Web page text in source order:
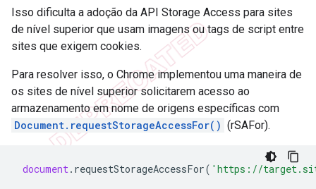
Isso dificulta a adoção da API Storage Access para sites
de nível superior que usam imagens ou tags de script entre
sites que exigem cookies.
Para resolver isso, o Chrome implementou uma maneira de
os sites de nível superior solicitarem acesso ao
armazenamento em nome de origens específicas com
Document.requestStorageAccessFor() (rSAFor).
document. requestStorageAccessFor( 'https://